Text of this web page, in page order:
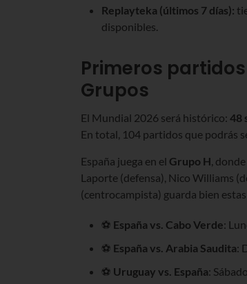
Replayteka (últimos 7 días):
disponibles.
Primeros
Grupos
El Mundial 2026 será histórico: 48
En total, 104 partidos que podrás
España juega en el Grupo H,
Laporte (defensa), Nico Williams
(centrocampista) guarda bien
⚽ España vs. Cabo Verde:
⚽ España vs. Arabia Saudita:
⚽ Uruguay vs. España: